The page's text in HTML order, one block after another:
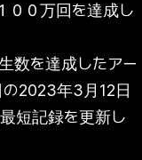
００万回を達成し
数を達成したアー
の2023年3月12日
短記録を更新し